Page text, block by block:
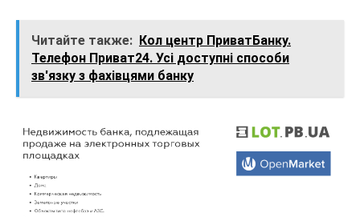
Читайте также: Кол центр ПриватБанку.
Телефон Приват24. Усі доступні способи
зв'язку з фахівцями банку